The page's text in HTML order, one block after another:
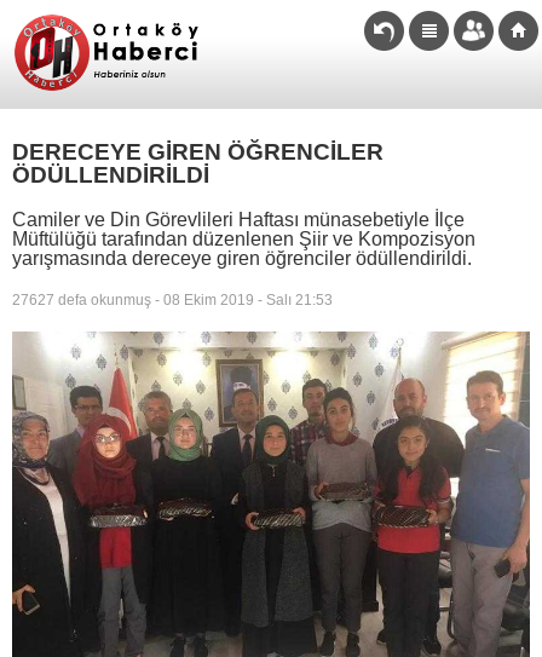
DERECEYE GİREN ÖĞRENCİLER
ÖDÜLLENDİRİLDİ
Camiler ve Din Görevlileri Haftası münasebetiyle İlçe
Müftülüğü tarafından düzenlenen Şiir ve Kompozisyon
yarışmasında dereceye giren öğrenciler ödüllendirildi.
27627 defa okunmuş - 08 Ekim 2019 - Salı 21:53